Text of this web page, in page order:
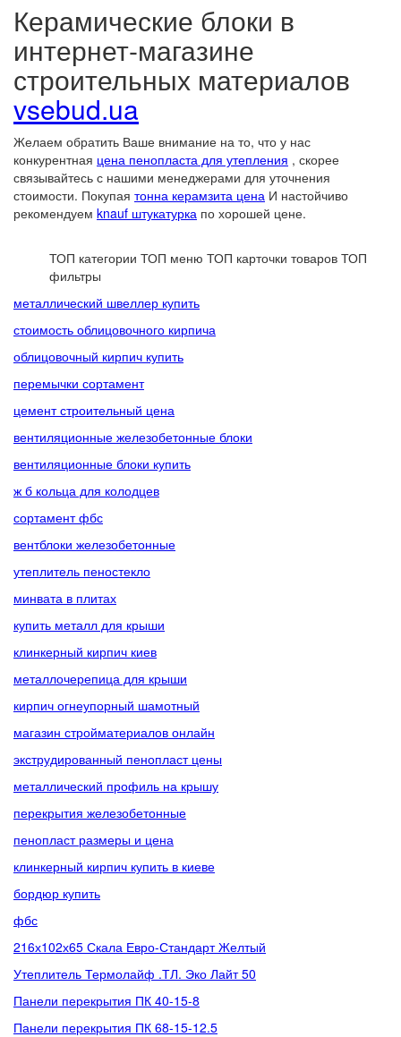
Керамические блоки в
интернет-магазине
строительных материалов
vsebud.ua
Желаем обратить Ваше внимание на то, что у нас
конкурентная цена пенопласта для утепления , скорее
связывайтесь с нашими менеджерами для уточнения
стоимости. Покупая тонна керамзита цена И настойчиво
рекомендуем knauf штукатурка по хорошей цене.
ТОП категории ТОП меню ТОП карточки товаров ТОП
фильтры
металлический швеллер купить
стоимость облицовочного кирпича
облицовочный кирпич купить
перемычки сортамент
цемент строительный цена
вентиляционные железобетонные блоки
вентиляционные блоки купить
ж б кольца для колодцев
сортамент фбс
вентблоки железобетонные
утеплитель пеностекло
минвата в плитах
купить металл для крыши
клинкерный кирпич киев
металлочерепица для крыши
кирпич огнеупорный шамотный
магазин стройматериалов онлайн
экструдированный пенопласт цены
металлический профиль на крышу
перекрытия железобетонные
пенопласт размеры и цена
клинкерный кирпич купить в киеве
бордюр купить
фбс
216х102х65 Скала Евро-Стандарт Желтый
Утеплитель Термолайф .ТЛ. Эко Лайт 50
Панели перекрытия ПК 40-15-8
Панели перекрытия ПК 68-15-12.5